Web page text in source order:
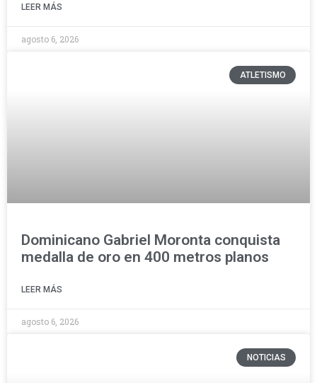
LEER MÁS
agosto 6, 2026
ATLETISMO
Dominicano Gabriel Moronta conquista
medalla de oro en 400 metros planos
LEER MÁS
agosto 6, 2026
NOTICIAS